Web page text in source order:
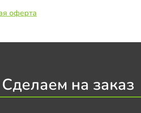
оферта
Сделаем на заказ